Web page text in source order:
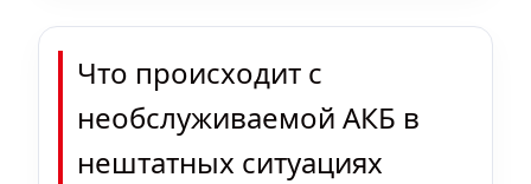
Что происходит с
необслуживаемой АКБ в
нештатных ситуациях